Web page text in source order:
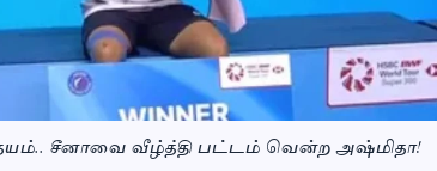
சீனாவை வீழ்த்தி பட்டம் வென்ற அஷ்மிதா!